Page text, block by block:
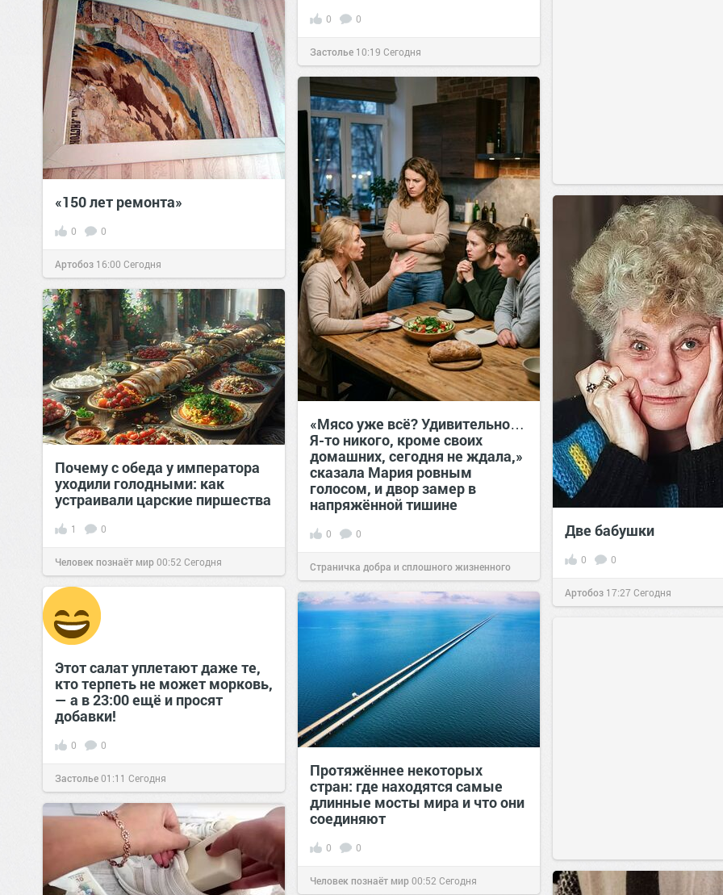
0 0
Застолье 10:19 Сегодня
«150 лет ремонта»
0 0
Артобоз 16:00 Сегодня
«Мясо уже всё? Удивительно…
Я-то никого, кроме своих
домашних, сегодня не ждала,»
сказала Мария ровным
голосом, и двор замер в
напряжённой тишине
0 0
Страничка добра и сплошного жизненного
позитива!15:38 Сегодня
Две бабушки
0 0
Артобоз 17:27 Сегодня
Почему с обеда у императора
уходили голодными: как
устраивали царские пиршества
1 0
Человек познаёт мир00:52 Сегодня
Этот салат уплетают даже те,
кто терпеть не может морковь,
— а в 23:00 ещё и просят
добавки!
0 0
Застолье01:11 Сегодня
Протяжённее некоторых
стран: где находятся самые
длинные мосты мира и что они
соединяют
0 0
Человек познаёт мир00:52 Сегодня